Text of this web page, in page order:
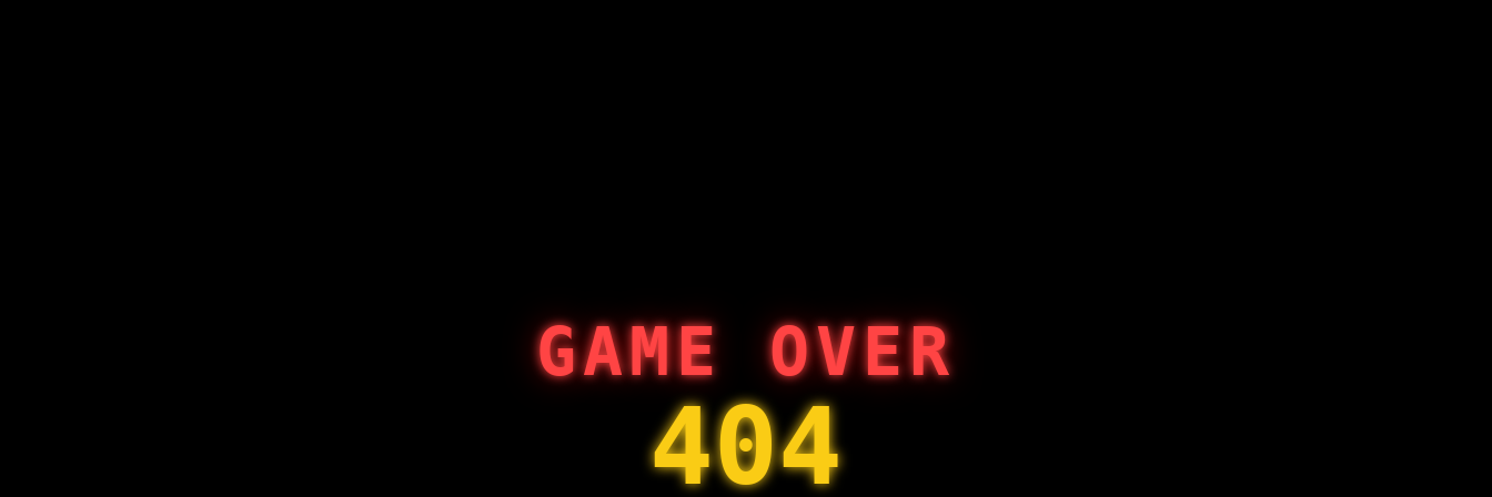
GAME OVER
404